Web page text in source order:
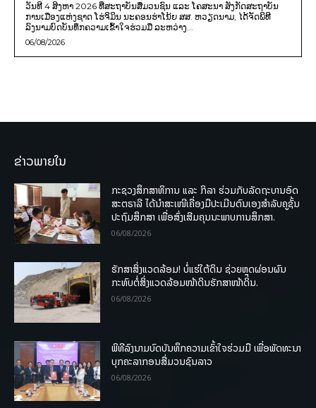
ວັນທີ 4 ສິງຫາ 2026 ທີ່ສະຖາບັນສື່ມວນຊົນ ແລະ ໂຄສະນາ ສັງກັດສະຖາບັນ
ການເມືອງແຫ່ງຊາດ ໂຮ່ຈິມິນ ນະຄອນຮ່າໂນ້ຍ ສສ. ຫວຽດນາມ, ໄດ້ຈັດພິທີ
ລົງນາມບົດບັນທຶກຄວາມເຂົ້າໃຈຮ່ວມມື ລະຫວ່າງ...
06/08/2026
ຂ່າວພາຍໃນ
ກະຊວງສຶກສາທິການ ແລະ ກິລາ ຮ່ວມກັບລັດຖະບານອົດ
ສະຕຣາລີ ໄດ້ນຳສະເໜີເຄື່ອງມືປະເມີນຕົນເອງສຳລັບຄູຊັ້ນ
ປະຖົມສຶກສາ ເພື່ອສົ່ງເສີມຄຸນນະພາບການສຶກສາ.
06/08/2026
ຮັກສາສິ່ງແວດລ້ອມ! ບໍ່ແຮ່ໃຕ້ດິນ ຊ່ວຍຫຼຸດຜ່ອນຜົນ
ກະທົບຕໍ່ສິ່ງແວດລ້ອມໜ້າດິນຮັກສາໜ້າດິນ.
06/08/2026
ພິທີລົງນາມບົດບັນທຶກຄວາມເຂົ້າໃຈຮ່ວມມື ເພື່ອພັດທະນາ
ບຸກຄະລາກອນສື່ມວນຊົນລາວ
06/08/2026